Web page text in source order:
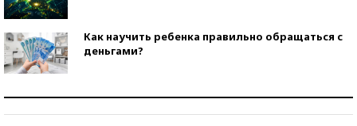
Как научить ребенка правильно обращаться с
деньгами?